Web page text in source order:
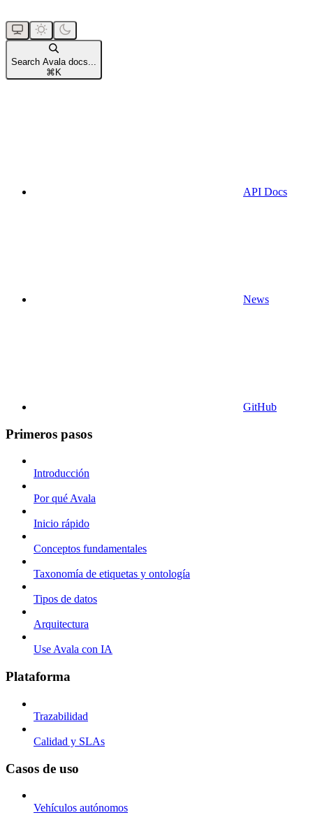
Search Avala docs...
⌘ K
API Docs
News
GitHub
Primeros pasos
Introducción
Por qué Avala
Inicio rápido
Conceptos fundamentales
Taxonomía de etiquetas y ontología
Tipos de datos
Arquitectura
Use Avala con IA
Plataforma
Trazabilidad
Calidad y SLAs
Casos de uso
Vehículos autónomos